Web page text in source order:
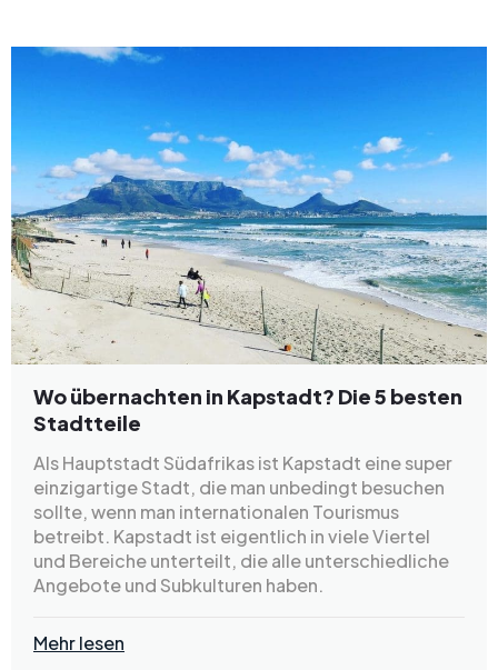
Wo übernachten in Kapstadt? Die 5 besten
Stadtteile
Als Hauptstadt Südafrikas ist Kapstadt eine super
einzigartige Stadt, die man unbedingt besuchen
sollte, wenn man internationalen Tourismus
betreibt. Kapstadt ist eigentlich in viele Viertel
und Bereiche unterteilt, die alle unterschiedliche
Angebote und Subkulturen haben.
Mehr lesen